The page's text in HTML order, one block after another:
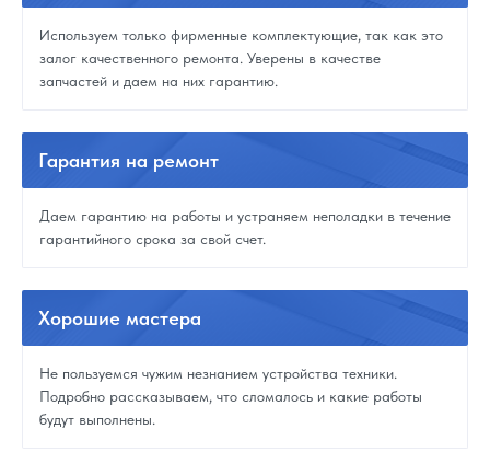
Используем только фирменные комплектующие, так как это
залог качественного ремонта. Уверены в качестве
запчастей и даем на них гарантию.
Гарантия на ремонт
Даем гарантию на работы и устраняем неполадки в течение
гарантийного срока за свой счет.
Хорошие мастера
Не пользуемся чужим незнанием устройства техники.
Подробно рассказываем, что сломалось и какие работы
будут выполнены.